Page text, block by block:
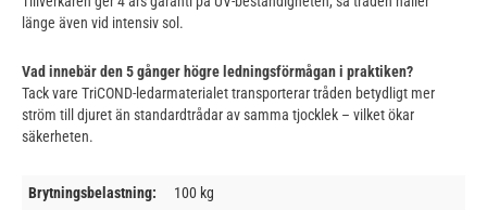
länge även vid intensiv sol.
Vad innebär den 5 gånger högre ledningsförmågan i praktiken?
Tack vare TriCOND-ledarmaterialet transporterar tråden betydligt mer
ström till djuret än standardtrådar av samma tjocklek – vilket ökar
säkerheten.
Brytningsbelastning:
100 kg